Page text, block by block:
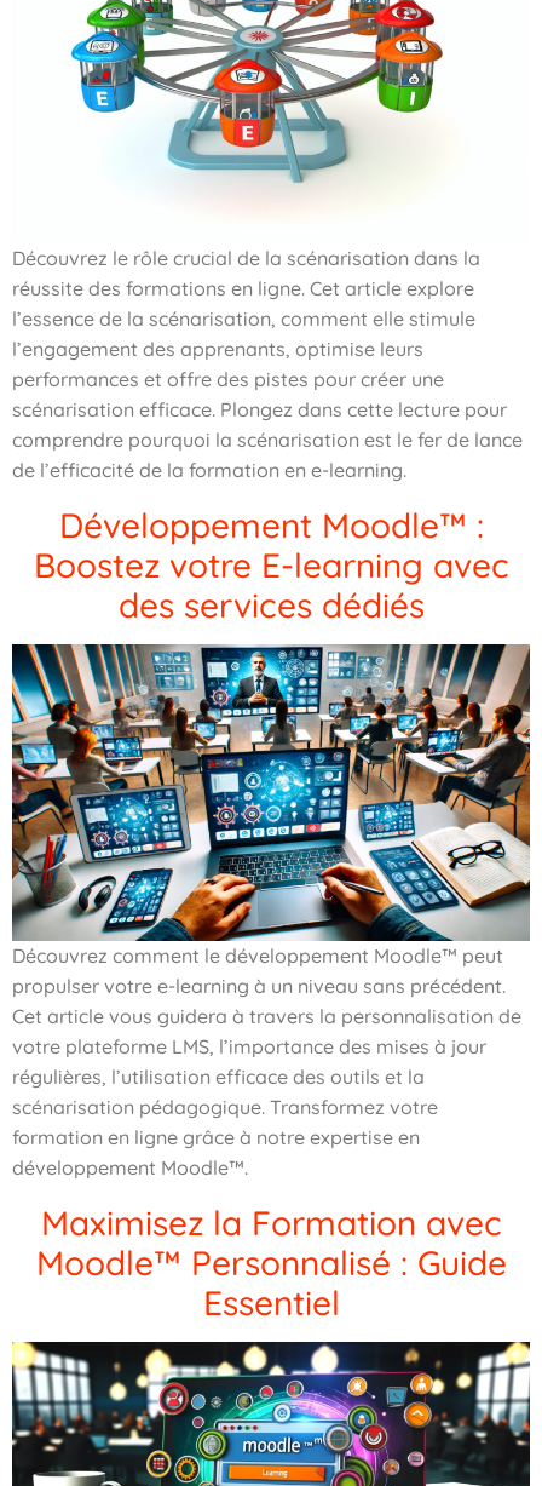
Découvrez le rôle crucial de la scénarisation dans la
réussite des formations en ligne. Cet article explore
l’essence de la scénarisation, comment elle stimule
l’engagement des apprenants, optimise leurs
performances et offre des pistes pour créer une
scénarisation efficace. Plongez dans cette lecture pour
comprendre pourquoi la scénarisation est le fer de lance
de l’efficacité de la formation en e-learning.
Développement Moodle™ :
Boostez votre E-learning avec
des services dédiés
Découvrez comment le développement Moodle™ peut
propulser votre e-learning à un niveau sans précédent.
Cet article vous guidera à travers la personnalisation de
votre plateforme LMS, l’importance des mises à jour
régulières, l’utilisation efficace des outils et la
scénarisation pédagogique. Transformez votre
formation en ligne grâce à notre expertise en
développement Moodle™.
Maximisez la Formation avec
Moodle™ Personnalisé : Guide
Essentiel